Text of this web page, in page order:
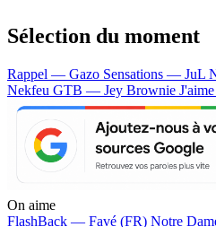
Sélection du moment
Rappel — Gazo Sensations — JuL
Nekfeu GTB — Jey Brownie
On aime
FlashBack — Favé (FR) Notre